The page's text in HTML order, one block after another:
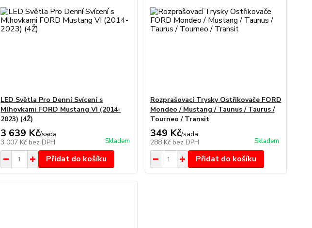
LED Světla Pro Denní Svícení s
Mlhovkami FORD Mustang VI (2014-
2023) (4Ž)
3 639 Kč/sada
3 007 Kč bez DPH Skladem
Přidat do košíku
Rozprašovací Trysky Ostřikovače FORD
Mondeo / Mustang / Taunus / Taurus /
Tourneo / Transit
349 Kč/sada
288 Kč bez DPH Skladem
Přidat do košíku